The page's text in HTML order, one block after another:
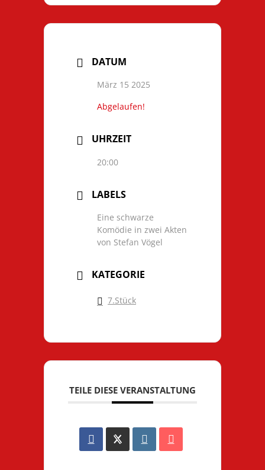
DATUM
März 15 2025
Abgelaufen!
UHRZEIT
20:00
LABELS
Eine schwarze
Komödie in zwei Akten
von Stefan Vögel
KATEGORIE
7.Stück
TEILE DIESE VERANSTALTUNG